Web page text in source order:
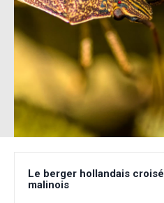
Le berger hollandais croisé
malinois